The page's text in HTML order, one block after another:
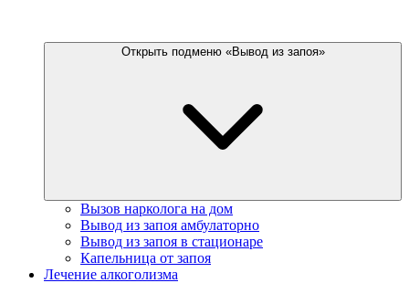
Открыть подменю «Вывод из запоя»
Вызов нарколога на дом
Вывод из запоя амбулаторно
Вывод из запоя в стационаре
Капельница от запоя
Лечение алкоголизма